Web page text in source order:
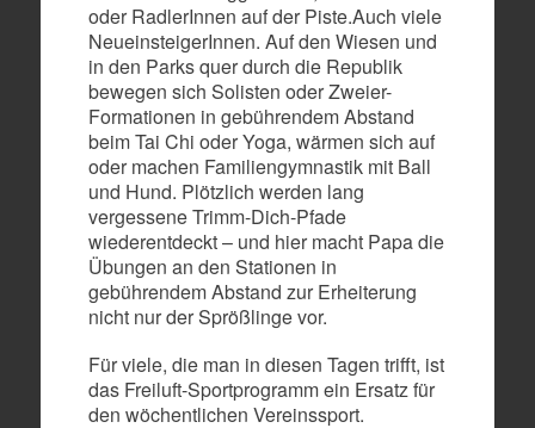
oder RadlerInnen auf der Piste.Auch viele
NeueinsteigerInnen. Auf den Wiesen und
in den Parks quer durch die Republik
bewegen sich Solisten oder Zweier-
Formationen in gebührendem Abstand
beim Tai Chi oder Yoga, wärmen sich auf
oder machen Familiengymnastik mit Ball
und Hund. Plötzlich werden lang
vergessene Trimm-Dich-Pfade
wiederentdeckt – und hier macht Papa die
Übungen an den Stationen in
gebührendem Abstand zur Erheiterung
nicht nur der Sprößlinge vor.
Für viele, die man in diesen Tagen trifft, ist
das Freiluft-Sportprogramm ein Ersatz für
den wöchentlichen Vereinssport.